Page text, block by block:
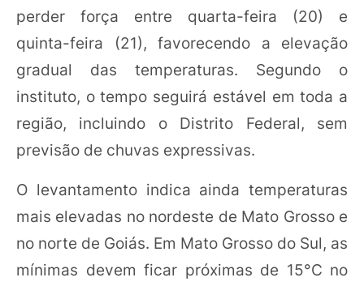
perder força entre quarta-feira (20) e
quinta-feira (21), favorecendo a elevação
gradual das temperaturas. Segundo o
instituto, o tempo seguirá estável em toda a
região, incluindo o Distrito Federal, sem
previsão de chuvas expressivas.
O levantamento indica ainda temperaturas
mais elevadas no nordeste de Mato Grosso e
no norte de Goiás. Em Mato Grosso do Sul, as
mínimas devem ficar próximas de 15°C no